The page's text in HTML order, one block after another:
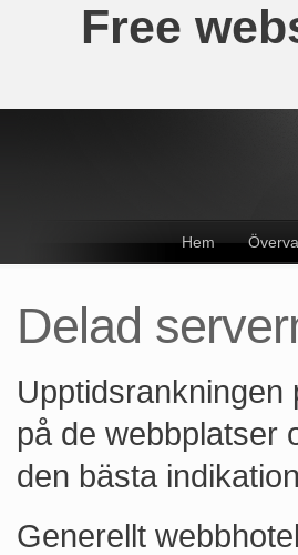
Free
Hem
Delad
på de webbplatser
den bästa
Generellt